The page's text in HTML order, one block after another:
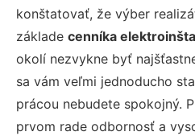
konštatovať, že výber
základe cenníka
okolí nezvykne byť
sa vám veľmi jednoducho
prácou nebudete spokojný.
prvom rade odbornosť a